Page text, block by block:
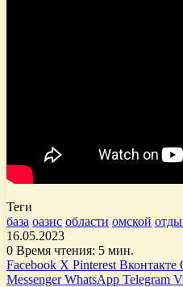
Теги
база оазис области омской
16.05.2023
0 Время чтения: 5 мин.
Facebook X Pinterest Вконтакте
Messenger WhatsApp Telegram